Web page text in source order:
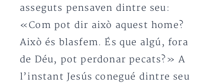
asseguts pensaven dintre seu:
«Com pot dir això aquest home?
Això és blasfem. És que algú, fora
de Déu, pot perdonar pecats?» A
l’instant Jesús conegué dintre seu